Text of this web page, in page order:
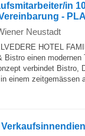
in
-
Neustadt
HOTEL
Bistro einen modernen
verbindet Bistro,
einem zeitgemässen